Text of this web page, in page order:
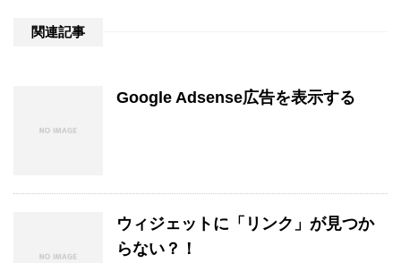
関連記事
Google Adsense広告を表示する
ウィジェットに「リンク」が見つか
らない？！